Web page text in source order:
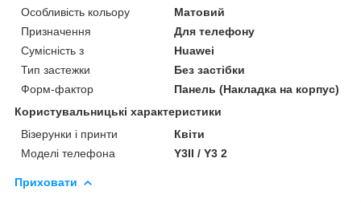
Особливість кольору
Матовий
Призначення
Для телефону
Сумісність з
Huawei
Тип застежки
Без застібки
Форм-фактор
Панель (Накладка на корпус)
Користувальницькі характеристики
Візерунки і принти
Квіти
Моделі телефона
Y3II / Y3 2
Приховати